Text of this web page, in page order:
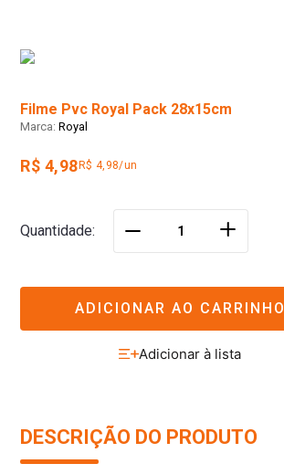
Filme Pvc Royal Pack 28x15cm
Royal
R$ 4,98 R$ 4,98/un
Quantidade ＋
ADICIONAR AO CARRINHO
DESCRIÇÃO DO PRODUTO